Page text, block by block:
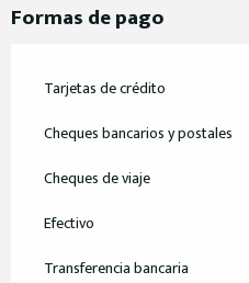
Formas de pago
Tarjetas de crédito
Cheques bancarios y postales
Cheques de viaje
Efectivo
Transferencia bancaria